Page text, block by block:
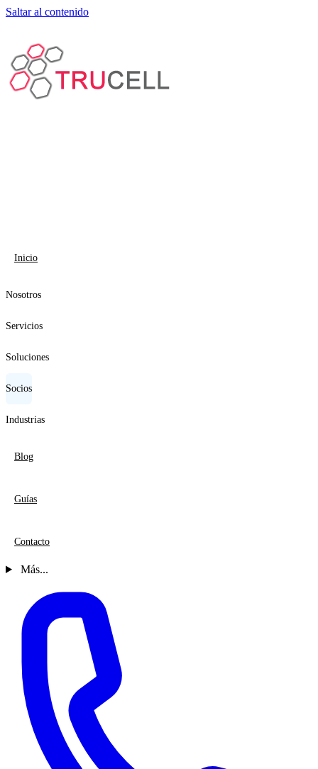
Saltar al contenido
Inicio
Nosotros
Servicios
Soluciones
Socios
Industrias
Blog
Guías
Contacto
Más...